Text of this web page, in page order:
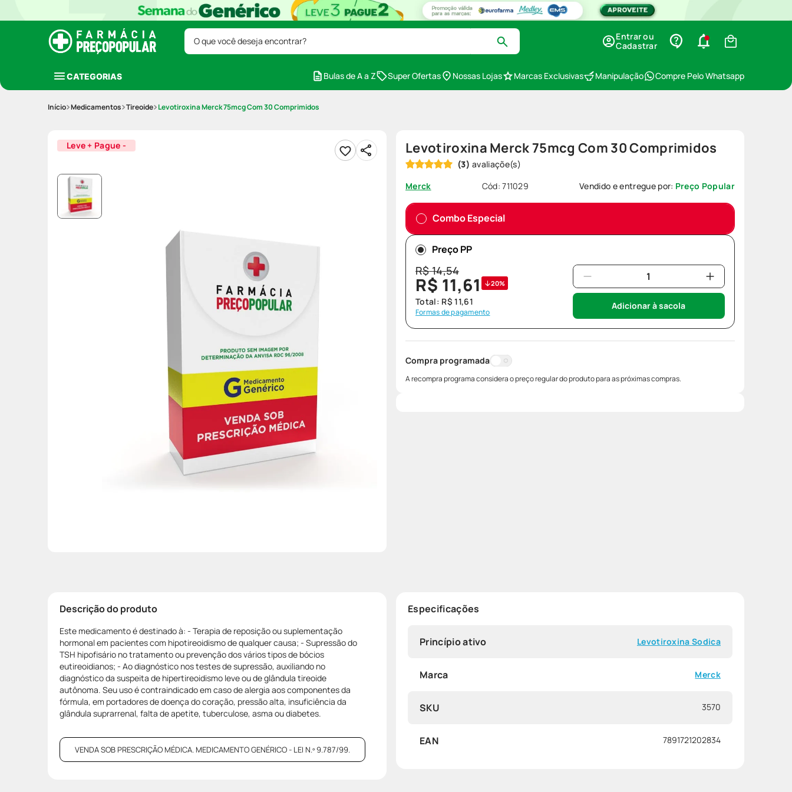
O que você deseja encontrar?
Entrar ou
Cadastrar
CATEGORIAS Bulas de A a Z Super Ofertas Nossas Lojas Marcas Exclusivas Manipulação Compre Pelo Whatsapp
Medicamentos Tireoide Levotiroxina Merck 75mcg Com 30 Comprimidos
Leve + Pague - Levotiroxina Merck 75mcg Com 30 Comprimidos
(3)
Merck
Cód:711029 Vendido e entregue por: Preço Popular
Combo Especial
Preço PP
R$14,54
R$ 11,61 20%
Total: R$ 11,61
Formas de pagamento
Adicionar à sacola
Compra programada
A recompra programa considera o preço regular do produto para as próximas compras.
Descrição do produto
Este medicamento é destinado à: - Terapia de reposição ou suplementação
hormonal em pacientes com hipotireoidismo de qualquer causa; - Supressão do
TSH hipofisário no tratamento ou prevenção dos vários tipos de bócios
eutireoidianos; - Ao diagnóstico nos testes de supressão, auxiliando no
diagnóstico da suspeita de hipertireoidismo leve ou de glândula tireoide
autônoma. Seu uso é contraindicado em caso de alergia aos componentes da
fórmula, em portadores de doença do coração, pressão alta, insuficiência da
glândula suprarrenal, falta de apetite, tuberculose, asma ou diabetes.
VENDA SOB PRESCRIÇÃO MÉDICA. MEDICAMENTO GENÉRICO - LEI N.º 9.787/99.
Especificações
Princípio ativo Levotiroxina Sodica
Marca Merck
SKU 3570
EAN 7891721202834